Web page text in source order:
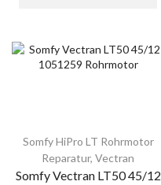
Somfy HiPro LT Rohrmotor
Reparatur, Vectran
Somfy Vectran LT50 45/12